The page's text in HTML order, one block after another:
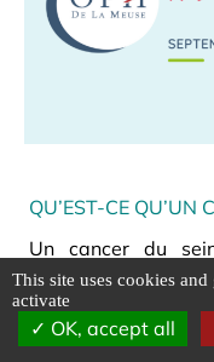
QU’EST-CE QU’UN
Un cancer du
certaines cellules
souvent une
différents types
This site uses cookies
activate
OK, accept all